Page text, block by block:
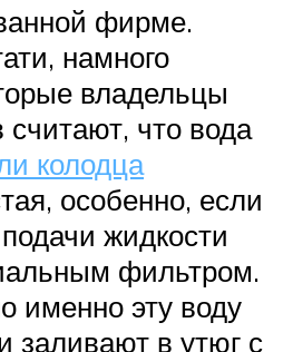
фирме.
намного
владельцы
что вода
колодца
особенно, если
жидкости
фильтром.
именно эту воду
заливают в утюг с